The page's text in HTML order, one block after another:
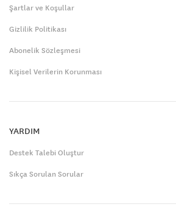
Şartlar ve Koşullar
Gizlilik Politikası
Abonelik Sözleşmesi
Kişisel Verilerin Korunması
YARDIM
Destek Talebi Oluştur
Sıkça Sorulan Sorular